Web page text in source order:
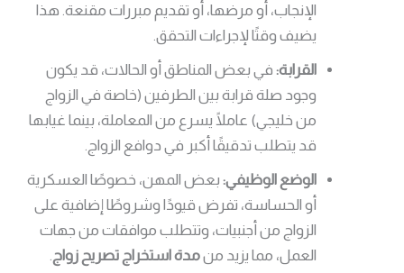
الإنجاب، أو مرضها، أو تقديم مبررات مقنعة. هذا
يضيف وقتًا لإجراءات التحقق.
القرابة: في بعض المناطق أو الحالات، قد يكون
وجود صلة قرابة بين الطرفين (خاصة في الزواج
من خليجي) عاملًا يسرع من المعاملة، بينما غيابها
قد يتطلب تدقيقًا أكبر في دوافع الزواج.
الوضع الوظيفي: بعض المهن، خصوصًا العسكرية
أو الحساسة، تفرض قيودًا وشروطًا إضافية على
الزواج من أجنبيات، وتتطلب موافقات من جهات
العمل، مما يزيد منمدة استخراج تصريح زواج